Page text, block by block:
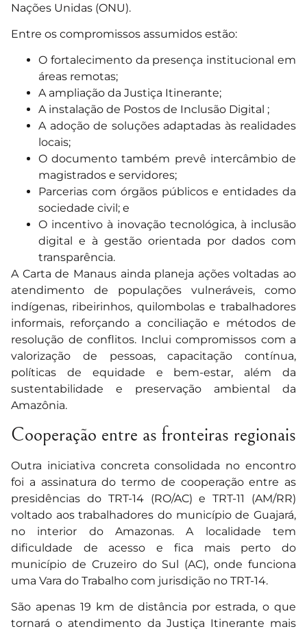
Nações Unidas (ONU).
Entre os compromissos assumidos estão:
O fortalecimento da presença institucional em
áreas remotas;
A ampliação da Justiça Itinerante;
A instalação de Postos de Inclusão Digital ;
A adoção de soluções adaptadas às realidades
locais;
O documento também prevê intercâmbio de
magistrados e servidores;
Parcerias com órgãos públicos e entidades da
sociedade civil; e
O incentivo à inovação tecnológica, à inclusão
digital e à gestão orientada por dados com
transparência.
A Carta de Manaus ainda planeja ações voltadas ao
atendimento de populações vulneráveis, como
indígenas, ribeirinhos, quilombolas e trabalhadores
informais, reforçando a conciliação e métodos de
resolução de conflitos. Inclui compromissos com a
valorização de pessoas, capacitação contínua,
políticas de equidade e bem-estar, além da
sustentabilidade e preservação ambiental da
Amazônia.
Cooperação entre as fronteiras regionais
Outra iniciativa concreta consolidada no encontro
foi a assinatura do termo de cooperação entre as
presidências do TRT-14 (RO/AC) e TRT-11 (AM/RR)
voltado aos trabalhadores do município de Guajará,
no interior do Amazonas. A localidade tem
dificuldade de acesso e fica mais perto do
município de Cruzeiro do Sul (AC), onde funciona
uma Vara do Trabalho com jurisdição no TRT-14.
São apenas 19 km de distância por estrada, o que
tornará o atendimento da Justiça Itinerante mais